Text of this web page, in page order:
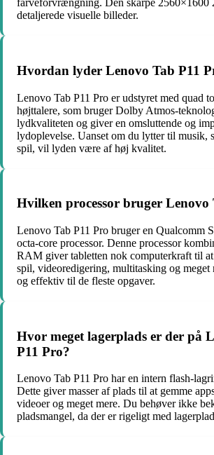
farveforvrængning. Den skarpe 2560×1600
detaljerede visuelle billeder.
Hvordan lyder Lenovo Tab P11
Lenovo Tab P11 Pro er udstyret med quad
højttalere, som bruger Dolby Atmos-
lydkvaliteten og giver en omsluttende og
lydoplevelse. Uanset om du lytter til musik,
spil, vil lyden være af høj kvalitet.
Hvilken processor bruger Lenovo
Lenovo Tab P11 Pro bruger en Qualcomm
octa-core processor. Denne processor
RAM giver tabletten nok computerkraft til
spil, videoredigering, multitasking og meget
og effektiv til de fleste opgaver.
Hvor meget lagerplads er der på
P11 Pro?
Lenovo Tab P11 Pro har en intern flash-
Dette giver masser af plads til at gemme
videoer og meget mere. Du behøver ikke
pladsmangel, da der er rigeligt med